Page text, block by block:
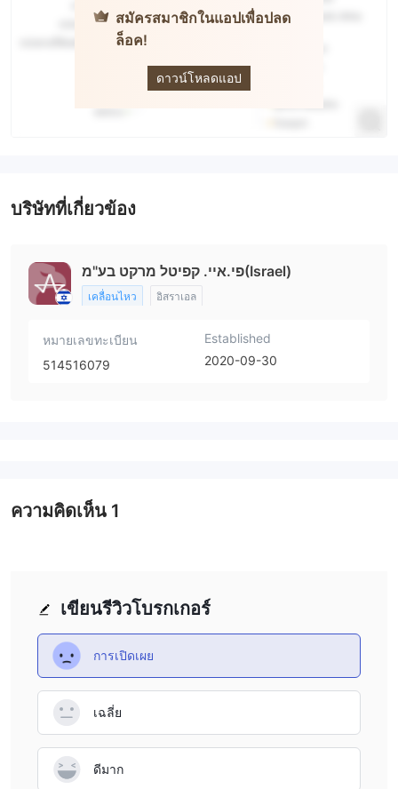
สมัครสมาชิกในแอปเพื่อปลด
ล็อค!
ดาวน์โหลดแอป
บริษัทที่เกี่ยวข้อง
פי.איי. קפיטל מרקט בע"מ(Israel)
เคลื่อนไหว อิสราเอล
หมายเลขทะเบียน
514516079
Established
2020-09-30
เขียนรีวิวโบรกเกอร์
การเปิดเผย
เฉลี่ย
ดีมาก
ความคิดเห็น 1